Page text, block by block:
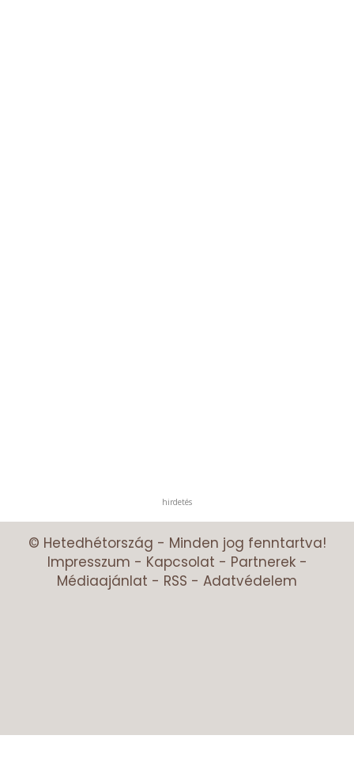
hirdetés
© Hetedhétország - Minden jog fenntartva!
Impresszum - Kapcsolat - Partnerek-
Médiaajánlat - RSS - Adatvédelem